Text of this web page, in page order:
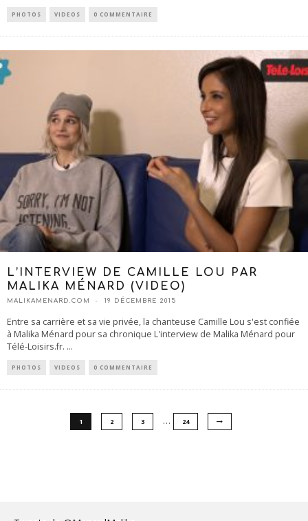
PHOTOS VIDEOS 0 COMMENTAIRE
L’INTERVIEW DE CAMILLE LOU PAR
MALIKA MÉNARD (VIDEO)
MALIKAMENARD.COM 19 DÉCEMBRE 2015
Entre sa carrière et sa vie privée, la chanteuse Camille Lou s'est confiée
à Malika Ménard pour sa chronique L'interview de Malika Ménard pour
Télé-Loisirs.fr. ...
PHOTOS VIDEOS 0 COMMENTAIRE
1 2 3 … 24